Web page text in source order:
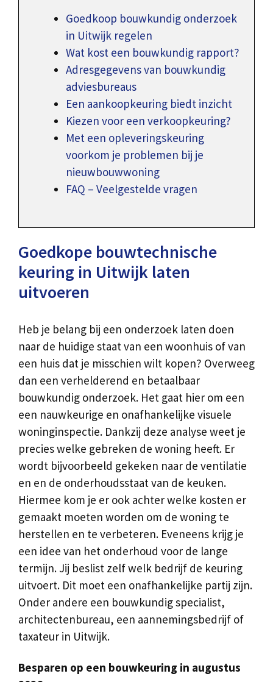
Goedkoop bouwkundig onderzoek
in Uitwijk regelen
Wat kost een bouwkundig rapport?
Adresgegevens van bouwkundig
adviesbureaus
Een aankoopkeuring biedt inzicht
Kiezen voor een verkoopkeuring?
Met een opleveringskeuring
voorkom je problemen bij je
nieuwbouwwoning
FAQ – Veelgestelde vragen
Goedkope bouwtechnische
keuring in Uitwijk laten
uitvoeren
Heb je belang bij een onderzoek laten doen
naar de huidige staat van een woonhuis of van
een huis dat je misschien wilt kopen? Overweeg
dan een verhelderend en betaalbaar
bouwkundig onderzoek. Het gaat hier om een
een nauwkeurige en onafhankelijke visuele
woninginspectie. Dankzij deze analyse weet je
precies welke gebreken de woning heeft. Er
wordt bijvoorbeeld gekeken naar de ventilatie
en en de onderhoudsstaat van de keuken.
Hiermee kom je er ook achter welke kosten er
gemaakt moeten worden om de woning te
herstellen en te verbeteren. Eveneens krijg je
een idee van het onderhoud voor de lange
termijn. Jij beslist zelf welk bedrijf de keuring
uitvoert. Dit moet een onafhankelijke partij zijn.
Onder andere een bouwkundig specialist,
architectenbureau, een aannemingsbedrijf of
taxateur in Uitwijk.
Besparen op een bouwkeuring in augustus